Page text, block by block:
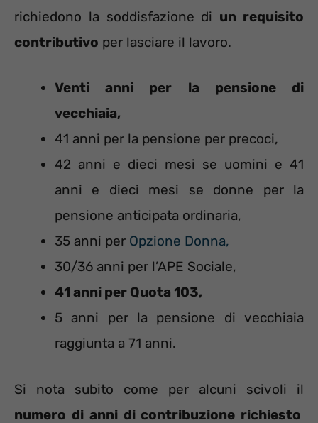
richiedono la soddisfazione di un requisito
contributivo per lasciare il lavoro.
Venti anni per la pensione di
vecchiaia,
41 anni per la pensione per precoci,
42 anni e dieci mesi se uomini e 41
anni e dieci mesi se donne per la
pensione anticipata ordinaria,
35 anni per Opzione Donna,
30/36 anni per l’APE Sociale,
41 anni per Quota 103,
5 anni per la pensione di vecchiaia
raggiunta a 71 anni.
Si nota subito come per alcuni scivoli il
numero di anni di contribuzione richiesto